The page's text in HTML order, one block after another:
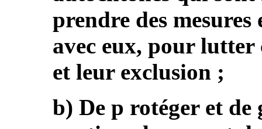
prendre des
avec eux, pour
et leur exclusion ;
b) De p rotéger et